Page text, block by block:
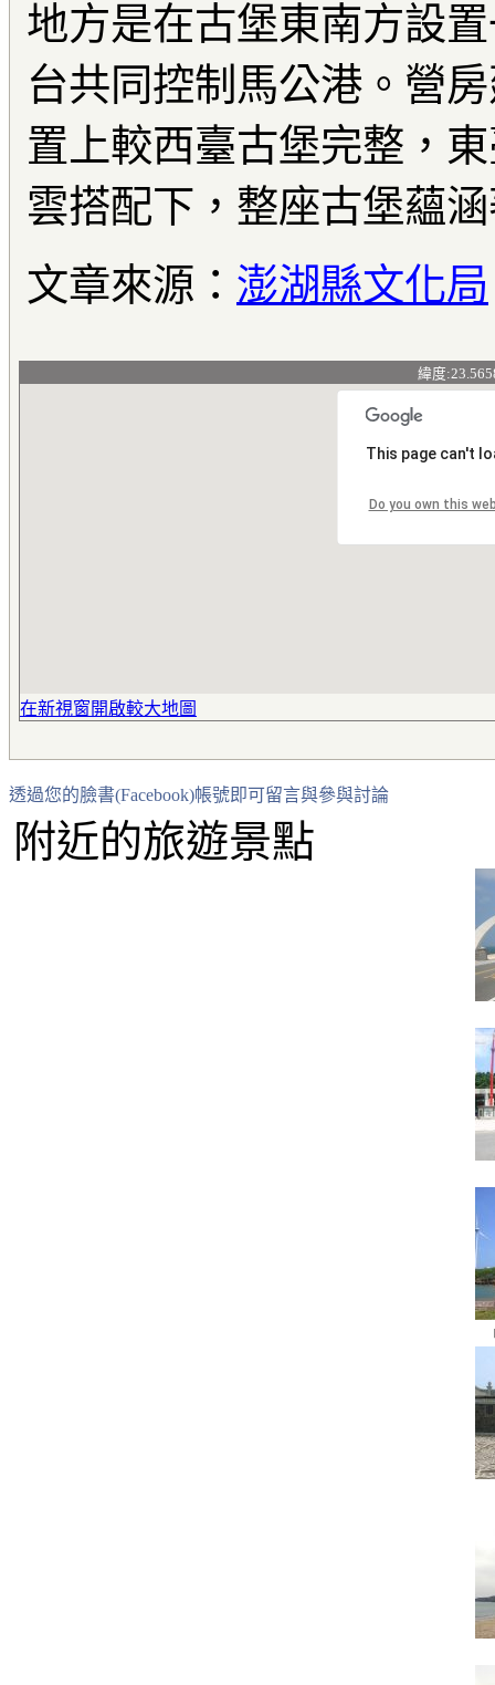
地方是在古堡東南方設
台共同控制馬公港。營
置上較西臺古堡完整，
雲搭配下，整座古堡蘊
文章來源： 澎湖縣文化局
緯度
This page can't
Do you own this
在新視窗開啟較大地圖
透過您的臉書(Facebook)帳號即可留言與參與討論
附近的旅遊景點